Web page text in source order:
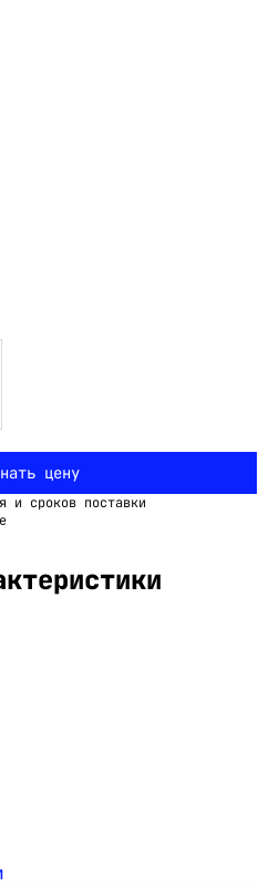
цену
и сроков поставки